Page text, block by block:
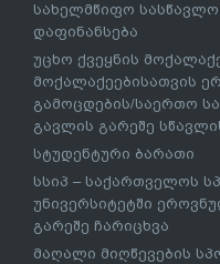
სახელმწიფო
დაფინანსება
უცხო ქვეყნის
მოქალაქეებისათვის
გამოცდების/საერთო
გავლის გარეშე
სტუდენტური ბარათი
სსიპ – საქართველოს
უნივერსიტეტში
გარეშე ჩარიცხვა
მაღალი მიღწევების